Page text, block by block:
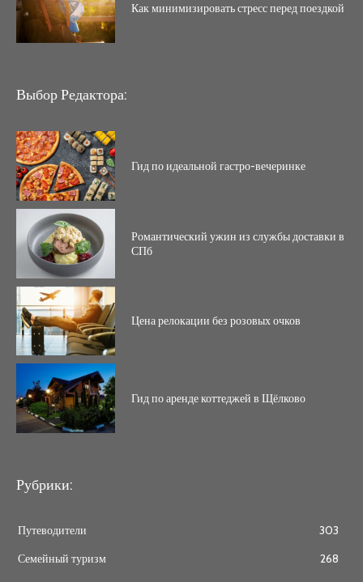
Как минимизировать стресс перед поездкой
Выбор Редактора:
Гид по идеальной гастро-вечеринке
Романтический ужин из службы доставки в
СПб
Цена релокации без розовых очков
Гид по аренде коттеджей в Щёлково
Рубрики:
Путеводители
303
Семейный туризм
268